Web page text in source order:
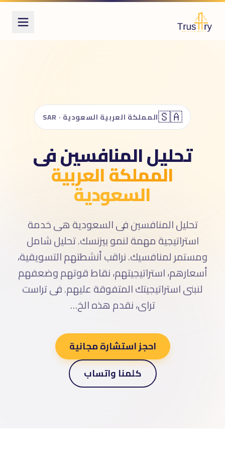
🇸🇦المملكة العربية السعودية · SAR
تحليل المنافسين فى
المملكة العربية
السعودية
تحليل المنافسين فى السعودية هى خدمة
استراتيجية مهمة لنمو بيزنسك. تحليل شامل
ومستمر لمنافسيك. نراقب أنشطتهم التسويقية،
أسعارهم، استراتيجيتهم، نقاط قوتهم وضعفهم
لنبنى استراتيجيتك المتفوقة عليهم. فى تراست
تراى، نقدم هذه الخ…
احجز استشارة مجانية
كلمنا واتساب